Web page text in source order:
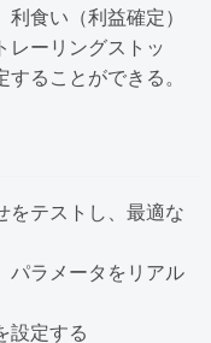
食い（利益確定）
レーリングストッ
ることができる。
をテストし、最適な
パラメータをリアル
設定する